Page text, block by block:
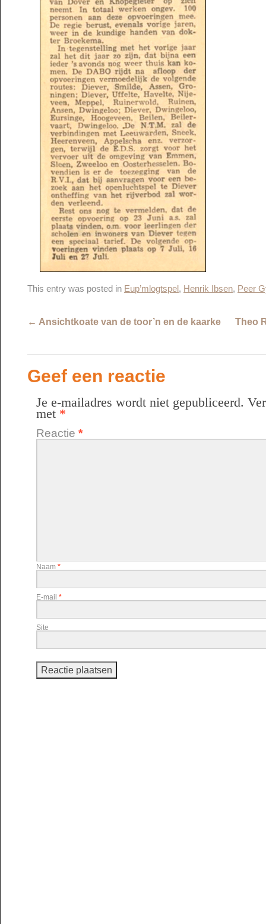
This entry was posted in Eup’mlogtspel , Henrik Ibsen, Peer
← Ansichtkoate van de toor’n en de kaarke Theo
Geef een reactie
Je e-mailadres wordt niet gepubliceerd.
met *
Reactie *
Naam *
E-mail *
Site